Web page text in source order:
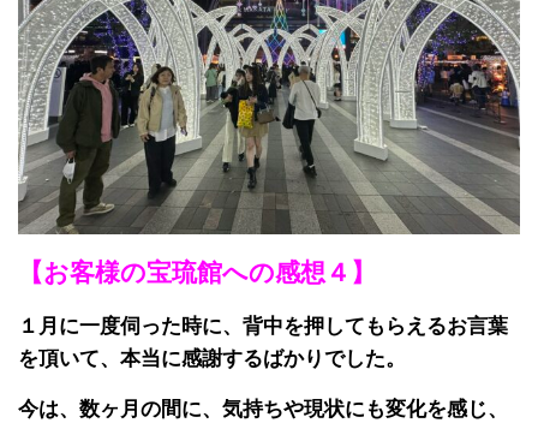
【お客様の宝琉館への感想４】
１月に一度伺った時に、背中を押してもらえるお言葉
を頂いて、本当に感謝するばかりでした。
今は、数ヶ⽉の間に、気持ちや現状にも変化を感じ、